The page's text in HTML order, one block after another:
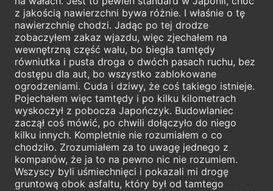
z jakością nawierzchni bywa różnie. I właśnie o tę
nawierzchnię chodzi. Jadąc po tej drodze
zobaczyłem zakaz wjazdu, więc zjechałem na
wewnętrzną część wału, bo biegła tamtędy
równiutka i pusta droga o dwóch pasach ruchu, bez
dostępu dla aut, bo wszystko zablokowane
ogrodzeniami. Cuda i dziwy, że coś takiego istnieje.
Pojechałem więc tamtędy i po kilku kilometrach
wyskoczył z pobocza Japończyk. Budowlaniec
zaczął coś mówić, po chwili dołączyło do niego
kilku innych. Kompletnie nie rozumiałem o co
chodziło. Zrozumiałem za to uwagę jednego z
kompanów, że ja to na pewno nic nie rozumiem.
Wszyscy byli uśmiechnięci i pokazali mi drogę
gruntową obok asfaltu, który był od tamtego